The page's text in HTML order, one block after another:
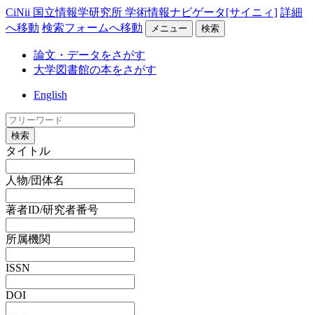
CiNii 国立情報学研究所 学術情報ナビゲータ[サイニィ] 詳細
へ移動 検索フォームへ移動 メニュー 検索
論文・データをさがす
大学図書館の本をさがす
English
検索
タイトル
人物/団体名
著者ID/研究者番号
所属機関
ISSN
DOI